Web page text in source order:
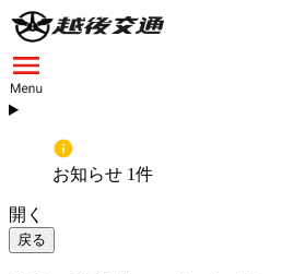
お知らせ 1件
開く
戻る